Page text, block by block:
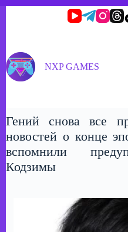
NXP GAMES
Гений снова все
новостей о конце
вспомнили
Кодзимы